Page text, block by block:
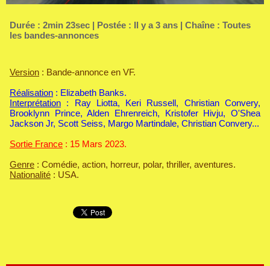
Durée : 2min 23sec | Postée : Il y a 3 ans | Chaîne : Toutes
les bandes-annonces
Version : Bande-annonce en VF.
Réalisation : Elizabeth Banks.
Interprétation : Ray Liotta, Keri Russell, Christian Convery,
Brooklynn Prince, Alden Ehrenreich, Kristofer Hivju, O'Shea
Jackson Jr, Scott Seiss, Margo Martindale, Christian Convery...
Sortie France : 15 Mars 2023.
Genre : Comédie, action, horreur, polar, thriller, aventures.
Nationalité : USA.